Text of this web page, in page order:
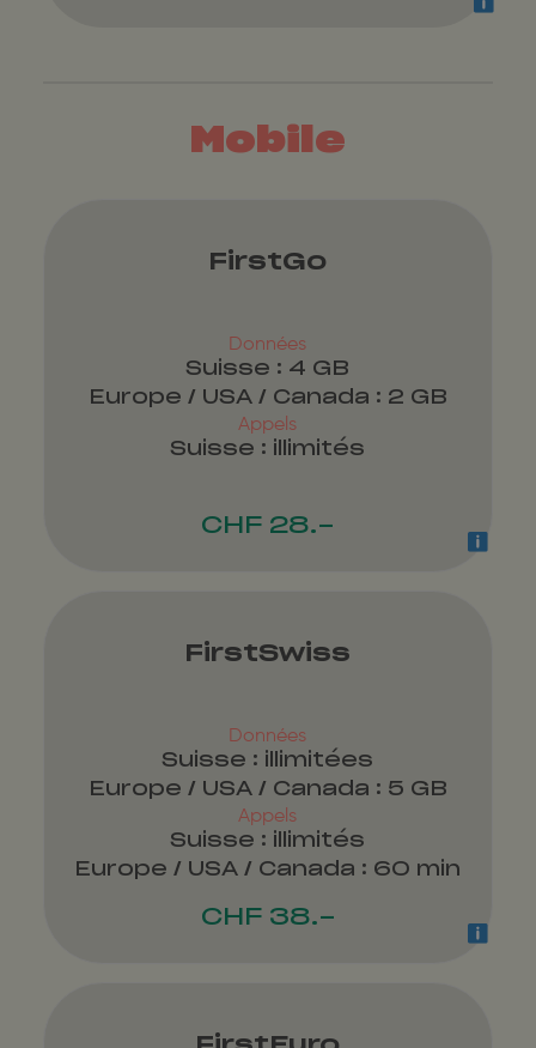
Mobile
FirstGo
Données
Suisse : 4 GB
Europe / USA / Canada : 2 GB
Appels
Suisse : illimités
CHF 28.-
FirstSwiss
Données
Suisse : illimitées
Europe / USA / Canada : 5 GB
Appels
Suisse : illimités
Europe / USA / Canada : 60 min
CHF 38.-